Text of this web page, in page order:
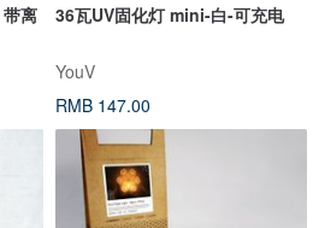
36瓦UV固化灯 mini-白-可充电
YouV
RMB 147.00